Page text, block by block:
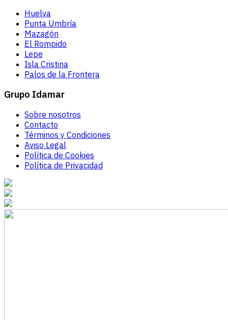
Huelva
Punta Umbría
Mazagón
El Rompido
Lepe
Isla Cristina
Palos de la Frontera
Grupo Idamar
Sobre nosotros
Contacto
Términos y Condiciones
Aviso Legal
Política de Cookies
Política de Privacidad